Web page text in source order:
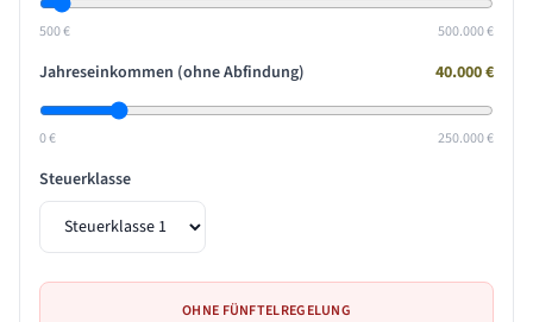
500 € 500.000 €
Jahreseinkommen (ohne Abfindung) 40.000€
0 € 250.000 €
Steuerklasse
OHNE FÜNFTELREGELUNG